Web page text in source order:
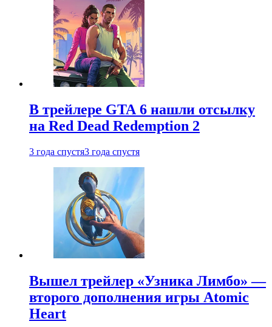
В трейлере GTA 6 нашли отсылку
на Red Dead Redemption 2
3 года спустя3 года спустя
Вышел трейлер «Узника Лимбо» —
второго дополнения игры Atomic
Heart